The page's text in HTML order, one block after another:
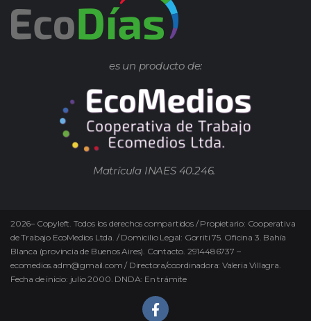
es un producto de:
Matrícula INAES 40.246.
2026– Copyleft. Todos los derechos compartidos / Propietario: Cooperativa
de Trabajo EcoMedios Ltda. / Domicilio Legal: Gorriti 75. Oficina 3. Bahía
Blanca (provincia de Buenos Aires). Contacto. 2914486737 –
ecomedios.adm@gmail.com / Directora/coordinadora: Valeria Villagra.
Fecha de inicio: julio 2000. DNDA: En trámite